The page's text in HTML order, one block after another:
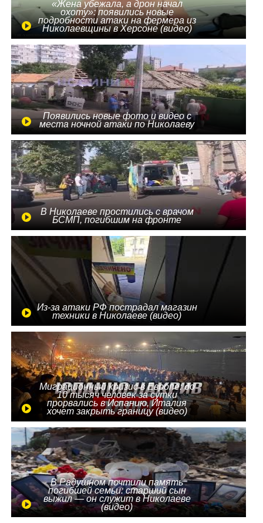
«Жена убежала, а дрон начал
охоту»: появились новые
подробности атаки на фермера из
Николаевщины в Херсоне (видео)
Появились новые фото и видео с
места ночной атаки по Николаеву
В Николаеве простились с врачом
БСМП, погибшим на фронте
Из-за атаки РФ пострадал магазин
техники в Николаеве (видео)
Миграционный кризис в Европе: до
10 тысяч человек за сутки
прорвались в Испанию, Италия
хочет закрыть границу (видео)
В Радушном почтили память
погибшей семьи: старший сын
выжил — он служит в Николаеве
(видео)